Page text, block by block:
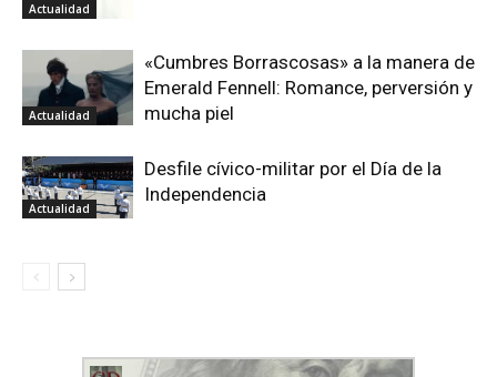
Actualidad
Actualidad
«Cumbres Borrascosas» a la manera de
Emerald Fennell: Romance, perversión y
mucha piel
Actualidad
Desfile cívico-militar por el Día de la
Independencia